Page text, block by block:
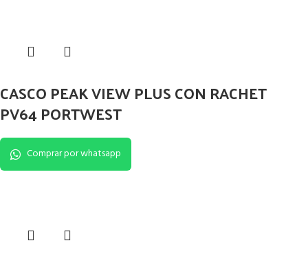
CASCO PEAK VIEW PLUS CON RACHET
PV64 PORTWEST
Comprar por whatsapp